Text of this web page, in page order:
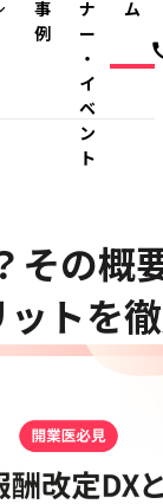
事
例
ナ
ー
・
イ
ベ
ン
ト
ム
その概
トを